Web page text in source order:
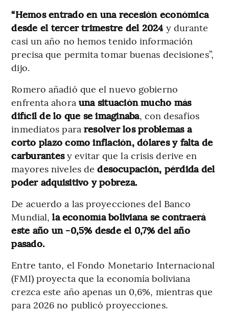
“Hemos entrado en una recesión económica
desde el tercer trimestre del 2024 y durante
casi un año no hemos tenido información
precisa que permita tomar buenas decisiones”,
dijo.
Romero añadió que el nuevo gobierno
enfrenta ahora una situación mucho más
difícil de lo que se imaginaba, con desafíos
inmediatos para resolver los problemas a
corto plazo como inflación, dólares y falta de
carburantesy evitar que la crisis derive en
mayores niveles dedesocupación, pérdida del
poder adquisitivo y pobreza.
De acuerdo a las proyecciones del Banco
Mundial,la economía boliviana se contraerá
este año un -0,5% desde el 0,7% del año
pasado.
Entre tanto, el Fondo Monetario Internacional
(FMI) proyecta que la economía boliviana
crezca este año apenas un 0,6%, mientras que
para 2026 no publicó proyecciones.